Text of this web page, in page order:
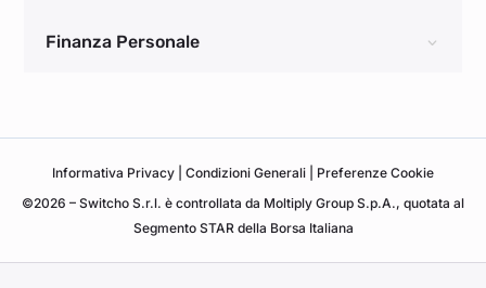
Finanza Personale
Informativa Privacy Condizioni Generali
Preferenze Cookie
©2026 – Switcho S.r.l. è controllata da Moltiply Group S.p.A., quotata al
Segmento STAR della Borsa Italiana